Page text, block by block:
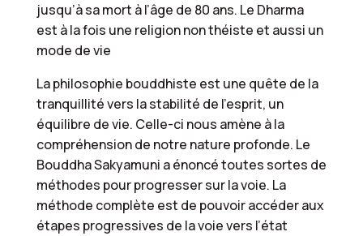
jusqu’à sa mort à l’âge de 80 ans. Le Dharma
est à la fois une religion non théiste et aussi un
mode de vie
La philosophie bouddhiste est une quête de la
tranquillité vers la stabilité de l’esprit, un
équilibre de vie. Celle-ci nous amène à la
compréhension de notre nature profonde. Le
Bouddha Sakyamuni a énoncé toutes sortes de
méthodes pour progresser sur la voie. La
méthode complète est de pouvoir accéder aux
étapes progressives de la voie vers l’état